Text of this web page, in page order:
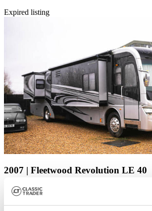
Expired listing
2007 | Fleetwood Revolution LE 40
2007 Fleetwood Revolution 40 LE Full Wall
Price on request2 years ago